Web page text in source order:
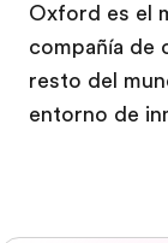
Oxford es el
compañía de
resto del
entorno de